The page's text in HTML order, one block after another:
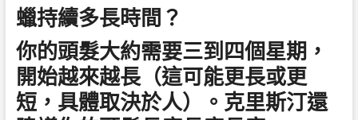
蠟持續多長時間？
你的頭髮大約需要三到四個星期，
開始越來越長（這可能更長或更
短，具體取決於人）。克里斯汀還